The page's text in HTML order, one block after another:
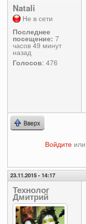
Natali
Не в сети
Последнее
посещение: 7
часов 49 минут
назад
Голосов: 476
Вверх
Войдите или
23.11.2015 - 14:17
Технолог
Дмитрий